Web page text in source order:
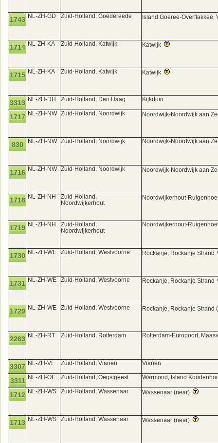
1743 NL-ZH-GD Zuid-Holland, Goedereede Island Goeree-
1714 NL-ZH-KA Zuid-Holland, Katwijk Katwijk
1715 NL-ZH-KA Zuid-Holland, Katwijk Katwijk
3313 NL-ZH-DH Zuid-Holland, Den Haag Kijkduin
1717 NL-ZH-NW Zuid-Holland, Noordwijk Noordwijk-Noordwijk aan
830 NL-ZH-NW Zuid-Holland, Noordwijk Noordwijk-Noordwijk aan
1716 NL-ZH-NW Zuid-Holland, Noordwijk Noordwijk-Noordwijk aan
1718 NL-ZH-NH
Zuid-Holland,
Noordwijkerhout
Noordwijkerhout-
1719 NL-ZH-NH
Zuid-Holland,
Noordwijkerhout
Noordwijkerhout-
1730 NL-ZH-WE Zuid-Holland, Westvoorne Rockanje, Rockanje Strand
1731 NL-ZH-WE Zuid-Holland, Westvoorne Rockanje, Rockanje Strand
1729 NL-ZH-WE Zuid-Holland, Westvoorne Rockanje, Rockanje Strand
2263 NL-ZH-RT Zuid-Holland, Rotterdam Rotterdam-Europoort,
3307 NL-ZH-VI Zuid-Holland, Vianen Vianen
3311 NL-ZH-OE Zuid-Holland, Oegstgeest Warmond, Island
1712 NL-ZH-WS Zuid-Holland, Wassenaar Wassenaar (near)
1713 NL-ZH-WS Zuid-Holland, Wassenaar Wassenaar (near)